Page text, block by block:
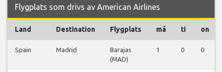
Flygplats som drivs av American Airlines
Land Destination Flygplats må ti on
Spain Madrid
Barajas
(MAD)
1 0 0